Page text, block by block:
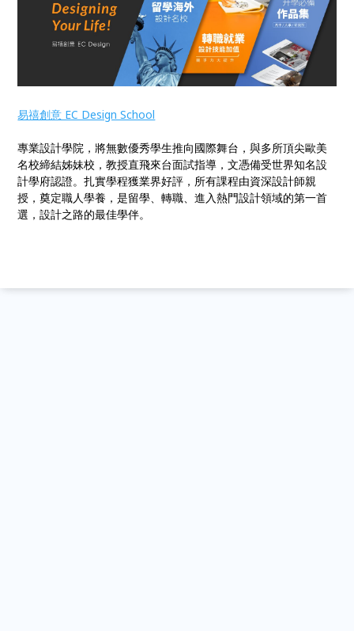
易禧創意 EC Design School
專業設計學院，將無數優秀學生推向國際舞台，與多所頂尖歐美
名校締結姊妹校，教授直飛來台面試指導，文憑備受世界知名設
計學府認證。扎實學程獲業界好評，所有課程由資深設計師親
授，奠定職人學養，是留學、轉職、進入熱門設計領域的第一首
選，設計之路的最佳學伴。